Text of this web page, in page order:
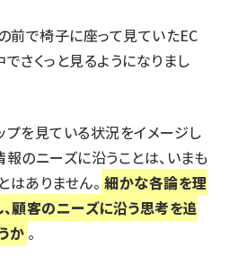
前で椅子に座って見ていたEC
さくっと見るようになりまし
プを見ている状況をイメージし
のニーズに沿うことは、いまも
ありません。 細かな各論を理
顧客のニーズに沿う思考を追
か 。